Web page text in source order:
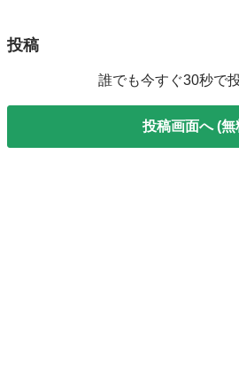
投稿
誰でも今すぐ30秒で
投稿画面へ (無